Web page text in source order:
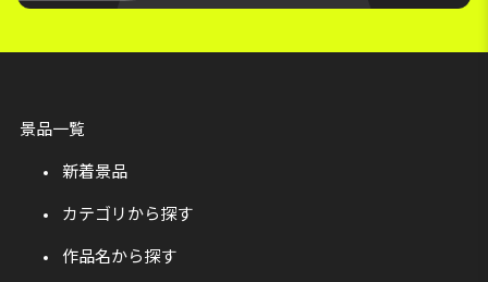
景品一覧
新着景品
カテゴリから探す
作品名から探す